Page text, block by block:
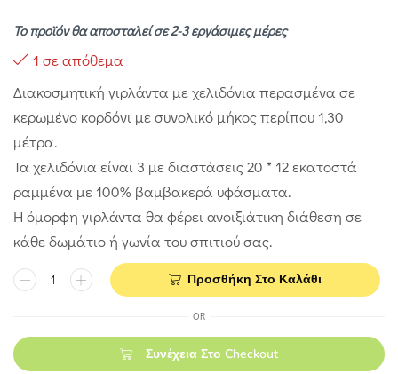
Το προϊόν θα αποσταλεί σε 2-3 εργάσιμες μέρες
1 σε απόθεμα
Διακοσμητική γιρλάντα με χελιδόνια περασμένα σε
κερωμένο κορδόνι με συνολικό μήκος περίπου 1,30
μέτρα.
Τα χελιδόνια είναι 3 με διαστάσεις 20 * 12 εκατοστά
ραμμένα με 100% βαμβακερά υφάσματα.
Η όμορφη γιρλάντα θα φέρει ανοιξιάτικη διάθεση σε
κάθε δωμάτιο ή γωνία του σπιτιού σας.
Προσθήκη Στο Καλάθι
OR
Συνέχεια Στο Checkout